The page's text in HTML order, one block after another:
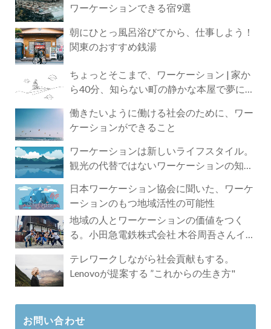
ワーケーションできる宿9選
朝にひとっ風呂浴びてから、仕事しよう！
関東のおすすめ銭湯
ちょっとそこまで、ワーケーション | 家か
ら40分、知らない町の静かな本屋で夢に近
働きたいように働ける社会のために、ワー
ケーションができること
ワーケーションは新しいライフスタイル。
観光の代替ではないワーケーションの知ら
日本ワーケーション協会に聞いた、ワーケ
ーションのもつ地域活性の可能性
地域の人とワーケーションの価値をつく
る。小田急電鉄株式会社 木谷周吾さんイン
テレワークしながら社会貢献もする。
Lenovoが提案する ”これからの生き方"
お問い合わせ